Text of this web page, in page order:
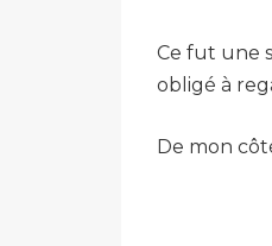
Ce fut une
obligé à
De mon